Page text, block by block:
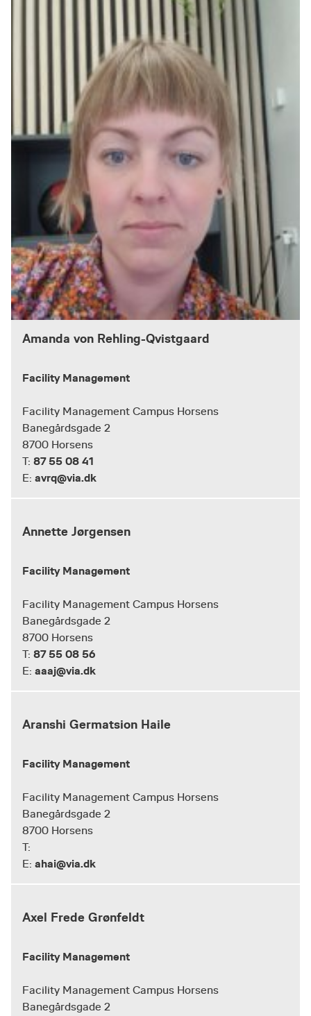
Amanda von Rehling-Qvistgaard
Facility Management
Facility Management Campus Horsens
Banegårdsgade 2
8700 Horsens
T: 87 55 08 41
E: avrq@via.dk
Annette Jørgensen
Facility Management
Facility Management Campus Horsens
Banegårdsgade 2
8700 Horsens
T: 87 55 08 56
E: aaaj@via.dk
Aranshi Germatsion Haile
Facility Management
Facility Management Campus Horsens
Banegårdsgade 2
8700 Horsens
T:
E: ahai@via.dk
Axel Frede Grønfeldt
Facility Management
Facility Management Campus Horsens
Banegårdsgade 2